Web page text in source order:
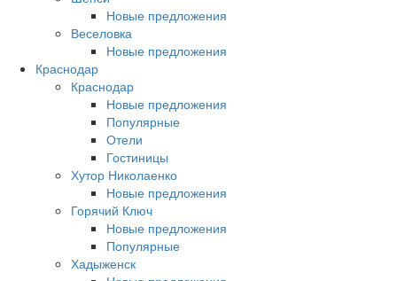
Новые предложения
Веселовка
Новые предложения
Краснодар
Краснодар
Новые предложения
Популярные
Отели
Гостиницы
Хутор Николаенко
Новые предложения
Горячий Ключ
Новые предложения
Популярные
Хадыженск